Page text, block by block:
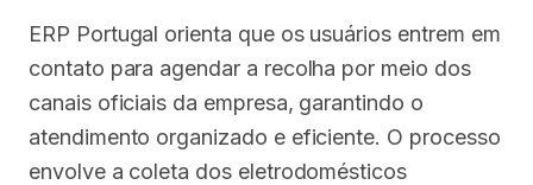
ERP Portugal orienta que os usuários entrem em
contato para agendar a recolha por meio dos
canais oficiais da empresa, garantindo o
atendimento organizado e eficiente. O processo
envolve a coleta dos eletrodomésticos